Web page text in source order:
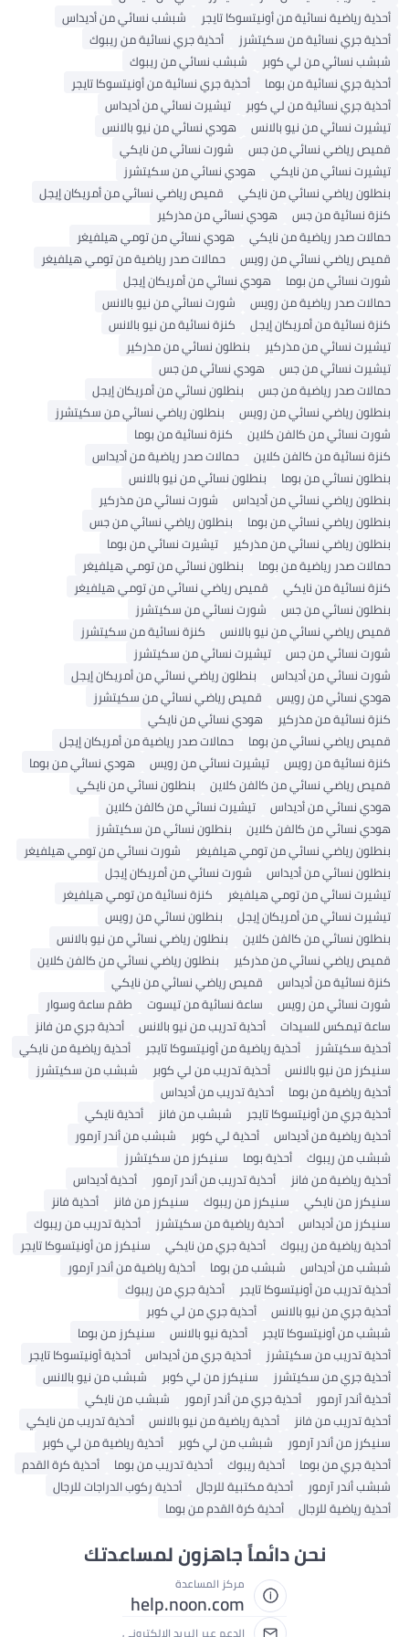
أحذية رياضية نسائية من أونيتسوكا تايجر
شبشب نسائي من أديداس
أحذية جري نسائية من سكيتشرز
أحذية جري نسائية من ريبوك
شبشب نسائي من لي كوبر
شبشب نسائي من ريبوك
أحذية جري نسائية من بوما
أحذية جري نسائية من أونيتسوكا تايجر
أحذية جري نسائية من لي كوبر
تيشيرت نسائي من أديداس
تيشيرت نسائي من نيو بالانس
هودي نسائي من نيو بالانس
قميص رياضي نسائي من جس
شورت نسائي من نايكي
تيشيرت نسائي من نايكي
هودي نسائي من سكيتشرز
بنطلون رياضي نسائي من نايكي
قميص رياضي نسائي من أمريكان إيجل
كنزة نسائية من جس
هودي نسائي من مذركير
حمالات صدر رياضية من نايكي
هودي نسائي من تومي هيلفيغر
قميص رياضي نسائي من رويس
حمالات صدر رياضية من تومي هيلفيغر
شورت نسائي من بوما
هودي نسائي من أمريكان إيجل
حمالات صدر رياضية من رويس
شورت نسائي من نيو بالانس
كنزة نسائية من أمريكان إيجل
كنزة نسائية من نيو بالانس
تيشيرت نسائي من مذركير
بنطلون نسائي من مذركير
تيشيرت نسائي من جس
هودي نسائي من جس
حمالات صدر رياضية من جس
بنطلون نسائي من أمريكان إيجل
بنطلون رياضي نسائي من رويس
بنطلون رياضي نسائي من سكيتشرز
شورت نسائي من كالفن كلاين
كنزة نسائية من بوما
كنزة نسائية من كالفن كلاين
حمالات صدر رياضية من أديداس
بنطلون نسائي من بوما
بنطلون نسائي من نيو بالانس
بنطلون رياضي نسائي من أديداس
شورت نسائي من مذركير
بنطلون رياضي نسائي من بوما
بنطلون رياضي نسائي من جس
بنطلون رياضي نسائي من مذركير
تيشيرت نسائي من بوما
حمالات صدر رياضية من بوما
بنطلون نسائي من تومي هيلفيغر
كنزة نسائية من نايكي
قميص رياضي نسائي من تومي هيلفيغر
بنطلون نسائي من جس
شورت نسائي من سكيتشرز
قميص رياضي نسائي من نيو بالانس
كنزة نسائية من سكيتشرز
شورت نسائي من جس
تيشيرت نسائي من سكيتشرز
شورت نسائي من أديداس
بنطلون رياضي نسائي من أمريكان إيجل
هودي نسائي من رويس
قميص رياضي نسائي من سكيتشرز
كنزة نسائية من مذركير
هودي نسائي من نايكي
قميص رياضي نسائي من بوما
حمالات صدر رياضية من أمريكان إيجل
كنزة نسائية من رويس
تيشيرت نسائي من رويس
هودي نسائي من بوما
قميص رياضي نسائي من كالفن كلاين
بنطلون نسائي من نايكي
هودي نسائي من أديداس
تيشيرت نسائي من كالفن كلاين
هودي نسائي من كالفن كلاين
بنطلون نسائي من سكيتشرز
بنطلون رياضي نسائي من تومي هيلفيغر
شورت نسائي من تومي هيلفيغر
بنطلون نسائي من أديداس
شورت نسائي من أمريكان إيجل
تيشيرت نسائي من تومي هيلفيغر
كنزة نسائية من تومي هيلفيغر
تيشيرت نسائي من أمريكان إيجل
بنطلون نسائي من رويس
بنطلون نسائي من كالفن كلاين
بنطلون رياضي نسائي من نيو بالانس
قميص رياضي نسائي من مذركير
بنطلون رياضي نسائي من كالفن كلاين
كنزة نسائية من أديداس
قميص رياضي نسائي من نايكي
شورت نسائي من رويس
ساعة نسائية من تيسوت
طقم ساعة وسوار
ساعة تيمكس للسيدات
أحذية تدريب من نيو بالانس
أحذية جري من فانز
أحذية سكيتشرز
أحذية رياضية من أونيتسوكا تايجر
أحذية رياضية من نايكي
سنيكرز من نيو بالانس
أحذية تدريب من لي كوبر
شبشب من سكيتشرز
أحذية رياضية من بوما
أحذية تدريب من أديداس
أحذية جري من أونيتسوكا تايجر
شبشب من فانز
أحذية نايكي
أحذية رياضية من أديداس
أحذية لي كوبر
شبشب من أندر آرمور
شبشب من ريبوك
أحذية بوما
سنيكرز من سكيتشرز
أحذية رياضية من فانز
أحذية تدريب من أندر آرمور
أحذية أديداس
سنيكرز من نايكي
سنيكرز من ريبوك سنيكرز من فانز
أحذية فانز
سنيكرز من أديداس
أحذية رياضية من سكيتشرز
أحذية تدريب من ريبوك
أحذية رياضية من ريبوك
أحذية جري من نايكي
سنيكرز من أونيتسوكا تايجر
شبشب من أديداس
شبشب من بوما
أحذية رياضية من أندر آرمور
أحذية تدريب من أونيتسوكا تايجر
أحذية جري من ريبوك
أحذية جري من نيو بالانس
أحذية جري من لي كوبر
شبشب من أونيتسوكا تايجر
أحذية نيو بالانس
سنيكرز من بوما
أحذية تدريب من سكيتشرز
أحذية جري من أديداس
أحذية أونيتسوكا تايجر
أحذية جري من سكيتشرز
سنيكرز من لي كوبر
شبشب من نيو بالانس
أحذية أندر آرمور
أحذية جري من أندر آرمور
شبشب من نايكي
أحذية تدريب من فانز
أحذية رياضية من نيو بالانس
أحذية تدريب من نايكي
سنيكرز من أندر آرمور
شبشب من لي كوبر
أحذية رياضية من لي كوبر
أحذية جري من بوما
أحذية ريبوك أحذية تدريب من بوما
أحذية كرة القدم
شبشب أندر آرمور
أحذية مكتبية للرجال
أحذية ركوب الدراجات للرجال
أحذية رياضية للرجال
أحذية كرة القدم من بوما
نحن دائماً جاهزون لمساعدتك
مركز المساعدة
help.noon.com